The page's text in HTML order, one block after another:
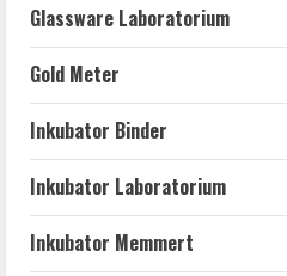
Glassware Laboratorium
Gold Meter
Inkubator Binder
Inkubator Laboratorium
Inkubator Memmert